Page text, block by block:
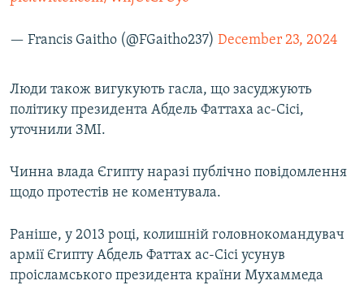
— Francis Gaitho (@FGaitho237) December 23, 2024
Люди також вигукують гасла, що засуджують
політику президента Абдель Фаттаха ас-Сісі,
уточнили ЗМІ.
Чинна влада Єгипту наразі публічно повідомлення
щодо протестів не коментувала.
Раніше, у 2013 році, колишній головнокомандувач
армії Єгипту Абдель Фаттах ас-Сісі усунув
проісламського президента країни Мухаммеда